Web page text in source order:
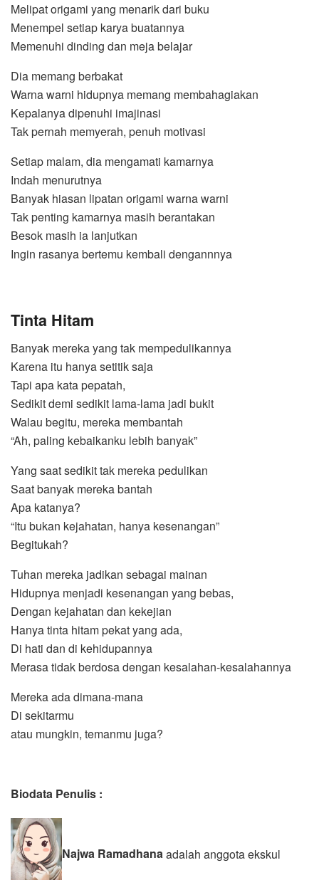
Melipat origami yang menarik dari buku
Menempel setiap karya buatannya
Memenuhi dinding dan meja belajar
Dia memang berbakat
Warna warni hidupnya memang membahagiakan
Kepalanya dipenuhi imajinasi
Tak pernah memyerah, penuh motivasi
Setiap malam, dia mengamati kamarnya
Indah menurutnya
Banyak hiasan lipatan origami warna warni
Tak penting kamarnya masih berantakan
Besok masih ia lanjutkan
Ingin rasanya bertemu kembali dengannnya
Tinta Hitam
Banyak mereka yang tak mempedulikannya
Karena itu hanya setitik saja
Tapi apa kata pepatah,
Sedikit demi sedikit lama-lama jadi bukit
Walau begitu, mereka membantah
“Ah, paling kebaikanku lebih banyak”
Yang saat sedikit tak mereka pedulikan
Saat banyak mereka bantah
Apa katanya?
“Itu bukan kejahatan, hanya kesenangan”
Begitukah?
Tuhan mereka jadikan sebagai mainan
Hidupnya menjadi kesenangan yang bebas,
Dengan kejahatan dan kekejian
Hanya tinta hitam pekat yang ada,
Di hati dan di kehidupannya
Merasa tidak berdosa dengan kesalahan-kesalahannya
Mereka ada dimana-mana
Di sekitarmu
atau mungkin, temanmu juga?
Biodata Penulis :
Najwa Ramadhanaadalah anggota ekskul